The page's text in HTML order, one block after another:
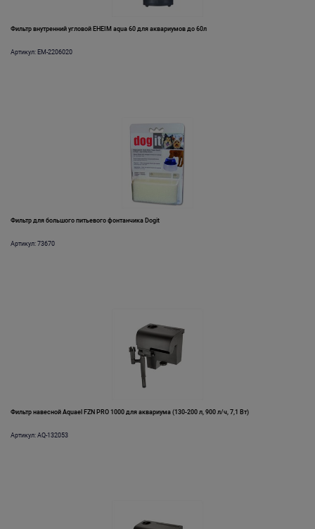
Фильтр внутренний угловой EHEIM aqua 60 для аквариумов до 60л
Артикул: EM-2206020
Фильтр для большого питьевого фонтанчика Dogit
Артикул: 73670
Фильтр навесной Aquael FZN PRO 1000 для аквариума (130-200 л, 900 л/ч, 7,1 Вт)
Артикул: AQ-132053